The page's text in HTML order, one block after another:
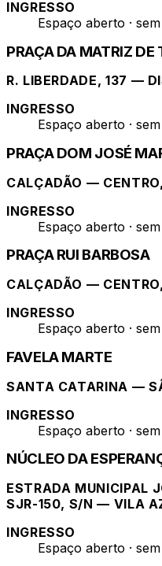
INGRESSO
Espaço aberto ·
PRAÇA DA MATRIZ DE
R. LIBERDADE, 137 —
INGRESSO
Espaço aberto ·
PRAÇA DOM JOSÉ
CALÇADÃO —
INGRESSO
Espaço aberto ·
PRAÇA RUI BARBOSA
CALÇADÃO —
INGRESSO
Espaço aberto ·
FAVELA MARTE
SANTA CATARINA —
INGRESSO
Espaço aberto ·
NÚCLEO DA
ESTRADA MUNICIPAL
SJR-150, S/N — VILA
INGRESSO
Espaço aberto ·